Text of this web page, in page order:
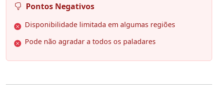
Pontos Negativos
Disponibilidade limitada em algumas regiões
Pode não agradar a todos os paladares